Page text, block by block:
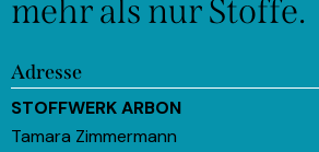
mehr als nur Stoffe.
Adresse
STOFFWERK ARBON
Tamara Zimmermann